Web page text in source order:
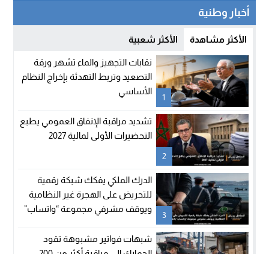
أخبار وطنية
الأكثر مشاهدة الأكثر شعبية
1
نقابات التجهيز والماء تشهر ورقة
التصعيد وتربط التهدئة بإخراج النظام
الأساسي
2
تشديد مراقبة الإنفاق العمومي يطبع
التحضيرات الأولى لمالية 2027
3
الدرك الملكي يفكك شبكة رقمية
للتحريض على الهجرة غير النظامية
ويوقف مشرفي مجموعة “واتساب”
شبهات فواتير مشبوهة تقود